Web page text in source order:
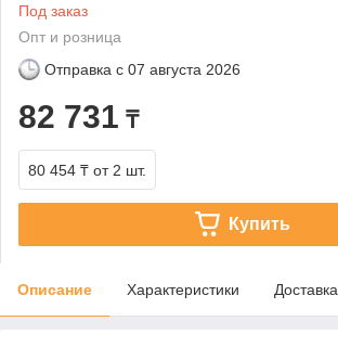
Под заказ
Опт и розница
Отправка с 07 августа 2026
82 731 ₸
80 454 ₸ от 2 шт.
Купить
Описание Характеристики Доставка